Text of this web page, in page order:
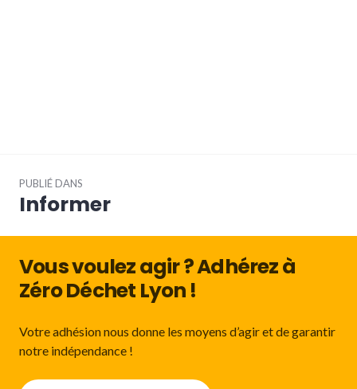
dePUBLIÉ DANS
Informer
Vous voulez agir ? Adhérez à
Zéro Déchet Lyon !
Votre adhésion nous donne les moyens d’agir et de garantir
notre indépendance !